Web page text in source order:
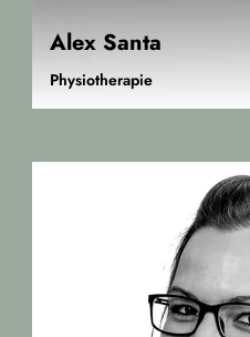
Alex Santa
Physiotherapie